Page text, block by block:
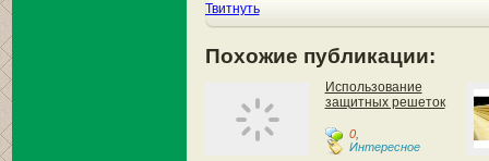
Твитнуть
Похожие публикации:
Использование
защитных решеток
0,
Интересное